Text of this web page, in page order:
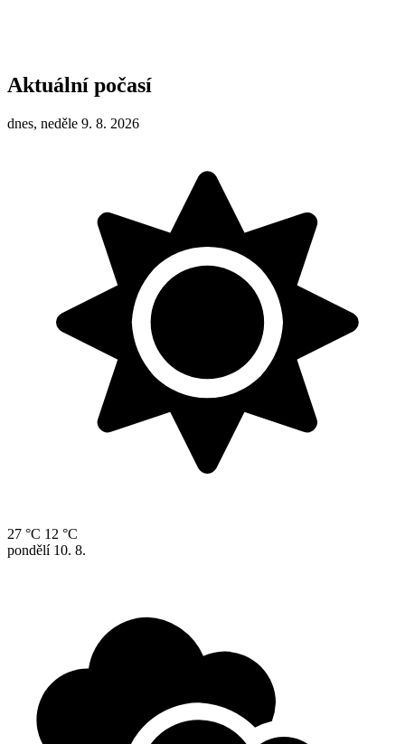
Aktuální počasí
dnes, neděle 9. 8. 2026
27 °C 12 °C
pondělí 10. 8.